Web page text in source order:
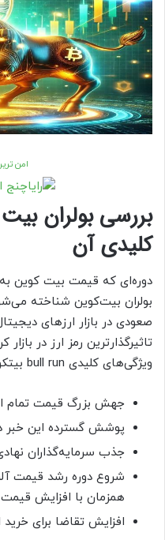
امن
بررسی بولران
کلیدی آن
دوره‌ای که قیمت بیت کوین
بولران بیت‌کوین شناخته
صعودی در بازار ارزهای
تاثیرگذارترین رمز ارز در
ویژگی‌های کلیدی bull run بیتکوین نیز شامل موارد زیر است:
جهش بزرگ قیمت تمام
پوشش گسترده این خبر
جذب سرمایه‌گذاران
شروع دوره رشد قیمت
همزمان با افزایش قیمت bitcoin
افزایش تقاضا برای